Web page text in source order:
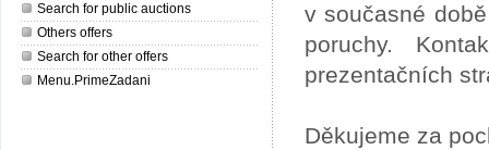
Search for public auctions
Others offers
Search for other offers
Menu.PrimeZadani
v současné
poruchy.
prezentačních
Děkujeme za